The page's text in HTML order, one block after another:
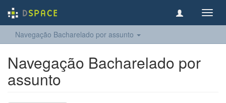
Navegação Bacharelado por assunto
Navegação Bacharelado por
assunto